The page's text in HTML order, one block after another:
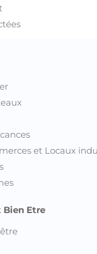
et Locaux
Etre